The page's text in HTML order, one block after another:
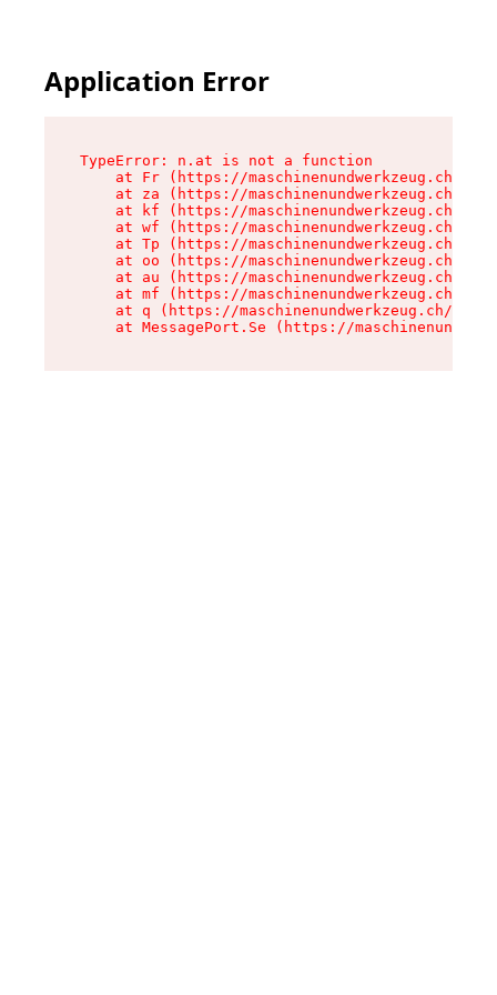
Application Error
TypeError: n.at is not a function
at Fr (https://maschinenundwerkzeug.ch/
at za (https://maschinenundwerkzeug.ch/
at kf (https://maschinenundwerkzeug.ch/
at wf (https://maschinenundwerkzeug.ch/
at Tp (https://maschinenundwerkzeug.ch/
at oo (https://maschinenundwerkzeug.ch/
at au (https://maschinenundwerkzeug.ch/
at mf (https://maschinenundwerkzeug.ch/
at q (https://maschinenundwerkzeug.ch/
at MessagePort.Se (https://